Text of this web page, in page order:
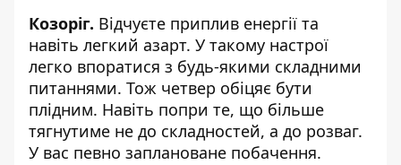
Козоріг. Відчуєте приплив енергії та
навіть легкий азарт. У такому настрої
легко впоратися з будь-якими складними
питаннями. Тож четвер обіцяє бути
плідним. Навіть попри те, що більше
тягнутиме не до складностей, а до розваг.
У вас певно заплановане побачення.